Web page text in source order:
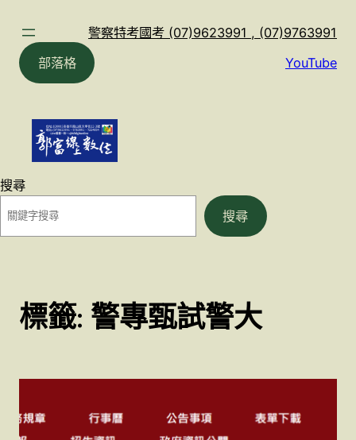
警察特考國考 (07)9623991 , (07)9763991
部落格
YouTube
搜尋
搜尋
標籤: 警專甄試警大